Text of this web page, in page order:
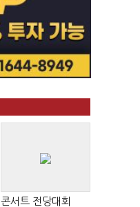
콘서트 전당대회